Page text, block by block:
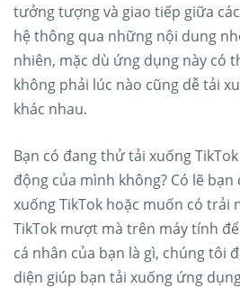
tưởng tượng và giao tiếp giữa
hệ thông qua những nội dung
nhiên, mặc dù ứng dụng này có
không phải lúc nào cũng dễ tải
khác nhau.
Bạn có đang thử tải xuống
động của mình không? Có lẽ bạn
xuống TikTok hoặc muốn có trải
TikTok mượt mà trên máy tính
cá nhân của bạn là gì, chúng tôi
diện giúp bạn tải xuống ứng